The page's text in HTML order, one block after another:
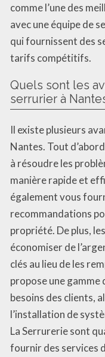
comme l’une des
avec une équipe de
qui fournissent des
tarifs compétitifs.
Quels sont les
serrurier à
Il existe plusieurs
Nantes. Tout
à résoudre les
manière rapide et
également vous
recommandations
propriété. De plus,
économiser de
clés au lieu de les
propose une gamme
besoins des clients,
l’installation de
La Serrurerie sont
fournir des services